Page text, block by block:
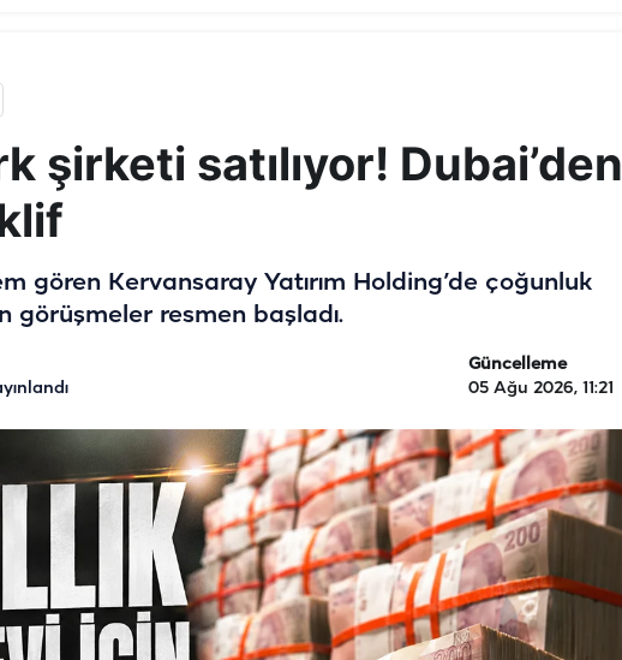
şirketi satılıyor! Dubai’den
gören Kervansaray Yatırım Holding’de çoğunluk
görüşmeler resmen başladı.
Güncelleme
05 Ağu 2026, 11:21